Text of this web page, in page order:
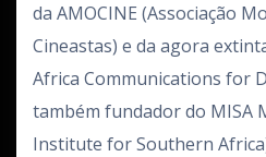
da AMOCINE (Associação
Cineastas) e da agora
Africa Communications for
também fundador do MISA
Institute for Southern